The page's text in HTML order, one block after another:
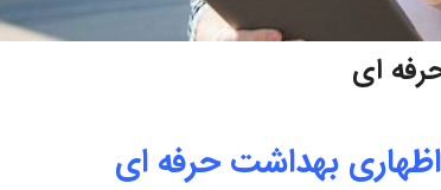
ای
بهداشت حرفه ای